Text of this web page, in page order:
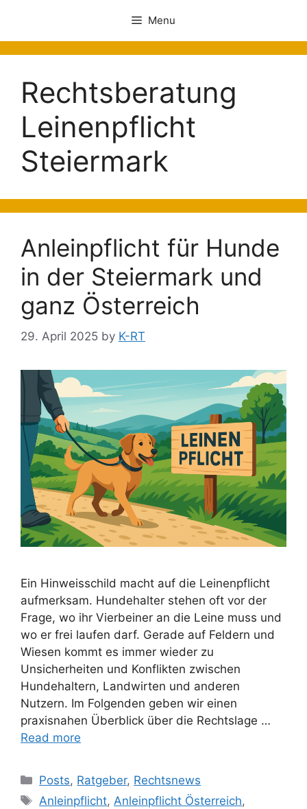
Menu
Rechtsberatung
Leinenpflicht
Steiermark
Anleinpflicht für Hunde
in der Steiermark und
ganz Österreich
29. April 2025 by K-RT
Ein Hinweisschild macht auf die Leinenpflicht
aufmerksam. Hundehalter stehen oft vor der
Frage, wo ihr Vierbeiner an die Leine muss und
wo er frei laufen darf. Gerade auf Feldern und
Wiesen kommt es immer wieder zu
Unsicherheiten und Konflikten zwischen
Hundehaltern, Landwirten und anderen
Nutzern. Im Folgenden geben wir einen
praxisnahen Überblick über die Rechtslage …
Read more
Posts, Ratgeber, Rechtsnews
Anleinpflicht,Anleinpflicht Österreich,